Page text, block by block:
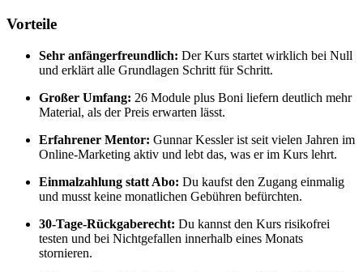
Vorteile
Sehr anfängerfreundlich: Der Kurs startet wirklich bei Null
und erklärt alle Grundlagen Schritt für Schritt.
Großer Umfang: 26 Module plus Boni liefern deutlich mehr
Material, als der Preis erwarten lässt.
Erfahrener Mentor: Gunnar Kessler ist seit vielen Jahren im
Online-Marketing aktiv und lebt das, was er im Kurs lehrt.
Einmalzahlung statt Abo: Du kaufst den Zugang einmalig
und musst keine monatlichen Gebühren befürchten.
30-Tage-Rückgaberecht: Du kannst den Kurs risikofrei
testen und bei Nichtgefallen innerhalb eines Monats
stornieren.